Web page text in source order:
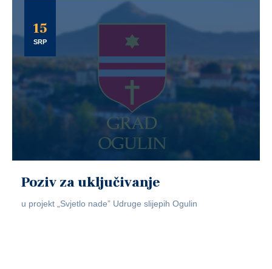
15
SRP
Poziv za uključivanje
u projekt „Svjetlo nade” Udruge slijepih Ogulin